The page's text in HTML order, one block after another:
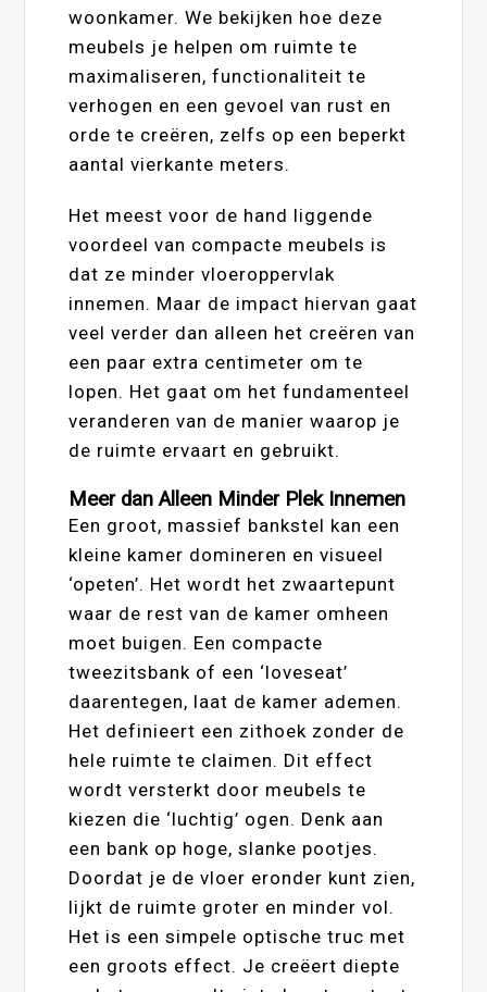
woonkamer. We bekijken hoe deze
meubels je helpen om ruimte te
maximaliseren, functionaliteit te
verhogen en een gevoel van rust en
orde te creëren, zelfs op een beperkt
aantal vierkante meters.
Het meest voor de hand liggende
voordeel van compacte meubels is
dat ze minder vloeroppervlak
innemen. Maar de impact hiervan gaat
veel verder dan alleen het creëren van
een paar extra centimeter om te
lopen. Het gaat om het fundamenteel
veranderen van de manier waarop je
de ruimte ervaart en gebruikt.
Meer dan Alleen Minder Plek Innemen
Een groot, massief bankstel kan een
kleine kamer domineren en visueel
‘opeten’. Het wordt het zwaartepunt
waar de rest van de kamer omheen
moet buigen. Een compacte
tweezitsbank of een ‘loveseat’
daarentegen, laat de kamer ademen.
Het definieert een zithoek zonder de
hele ruimte te claimen. Dit effect
wordt versterkt door meubels te
kiezen die ‘luchtig’ ogen. Denk aan
een bank op hoge, slanke pootjes.
Doordat je de vloer eronder kunt zien,
lijkt de ruimte groter en minder vol.
Het is een simpele optische truc met
een groots effect. Je creëert diepte